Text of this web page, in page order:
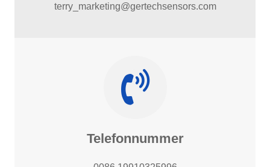
terry_marketing@gertechsensors.com
Telefonnummer